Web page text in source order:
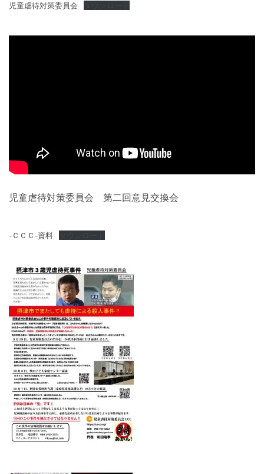
児童虐待対策委員会
児童虐待対策委員会 第二回意見交換会
-ＣＣＣ-資料